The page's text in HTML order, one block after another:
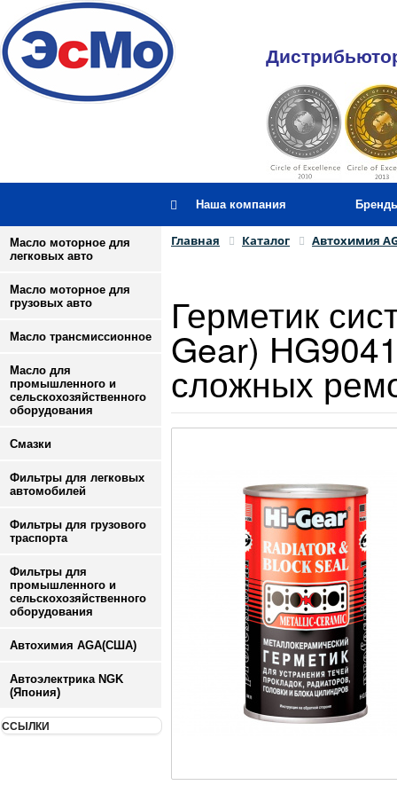
Наша компания
Масло моторное для
легковых авто
Масло моторное для
грузовых авто
Масло трансмиссионное
Масло для
промышленного и
сельскохозяйственного
оборудования
Смазки
Фильтры для легковых
автомобилей
Фильтры для грузового
траспорта
Фильтры для
промышленного и
сельскохозяйственного
оборудования
Автохимия AGA(США)
Автоэлектрика NGK
(Япония)
ССЫЛКИ
Главная Каталог Автохимия
Герметик
Gear)
сложных